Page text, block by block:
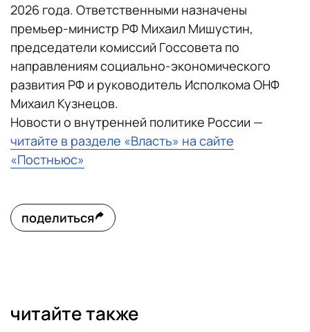
2026 года. Ответственными назначены
премьер-министр РФ Михаил Мишустин,
председатели комиссий Госсовета по
направлениям социально-экономического
развития РФ и руководитель Исполкома ОНФ
Михаил Кузнецов.
Новости о внутренней политике России —
читайте в разделе «Власть» на сайте
«Постньюс»
поделиться
читайте также